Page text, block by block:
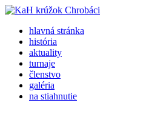
hlavná stránka
história
aktuality
turnaje
členstvo
galéria
na stiahnutie